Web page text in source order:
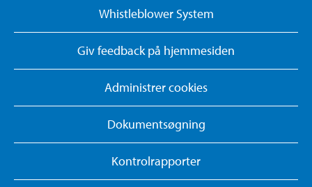
Whistleblower System
Giv feedback på hjemmesiden
Administrer cookies
Dokumentsøgning
Kontrolrapporter